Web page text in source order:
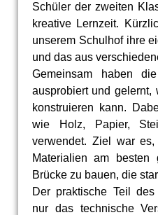
Schüler der zweiten
kreative Lernzeit.
unserem Schulhof ihre
und das aus
Gemeinsam haben
ausprobiert und gelernt,
konstruieren kann.
wie Holz, Papier,
verwendet. Ziel war
Materialien am
Brücke zu bauen, die
Der praktische Teil
nur das technische